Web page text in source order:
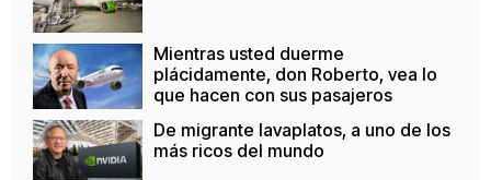
Mientras usted duerme
plácidamente, don Roberto, vea lo
que hacen con sus pasajeros
De migrante lavaplatos, a uno de los
más ricos del mundo